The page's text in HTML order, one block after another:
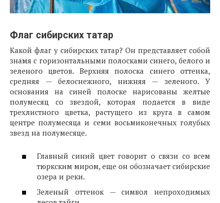
Флаг сибирских татар
Какой флаг у сибирских татар? Он представляет собой
знамя с горизонтальными полосками синего, белого и
зеленого цветов. Верхняя полоска синего оттенка,
средняя — белоснежного, нижняя — зеленого. У
основания на синей полоске нарисованы желтые
полумесяц со звездой, которая подается в виде
трехлистного цветка, растущего из круга в самом
центре полумесяца и семи восьмиконечных голубых
звезд на полумесяце.
Главный синий цвет говорит о связи со всем
тюркским миром, еще он обозначает сибирские
озера и реки.
Зеленый оттенок — символ непроходимых